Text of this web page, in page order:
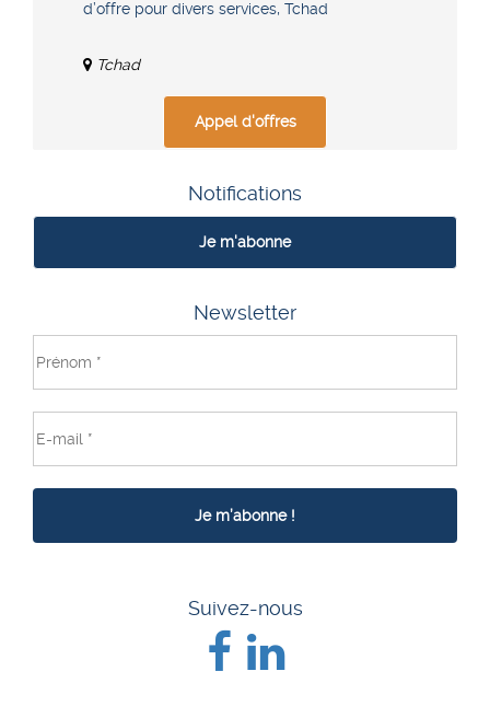
d’offre pour divers services, Tchad
Tchad
Appel d'offres
Notifications
Je m'abonne
Newsletter
Suivez-nous